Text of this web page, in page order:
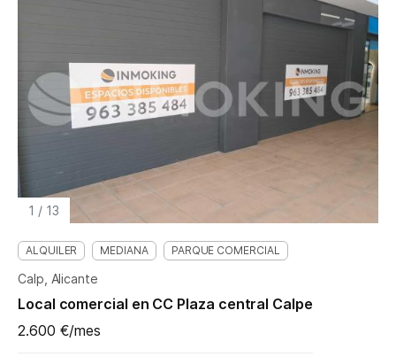
1 / 13
ALQUILER MEDIANA PARQUE COMERCIAL
Calp, Alicante
Local comercial en CC Plaza central Calpe
2.600 €/mes